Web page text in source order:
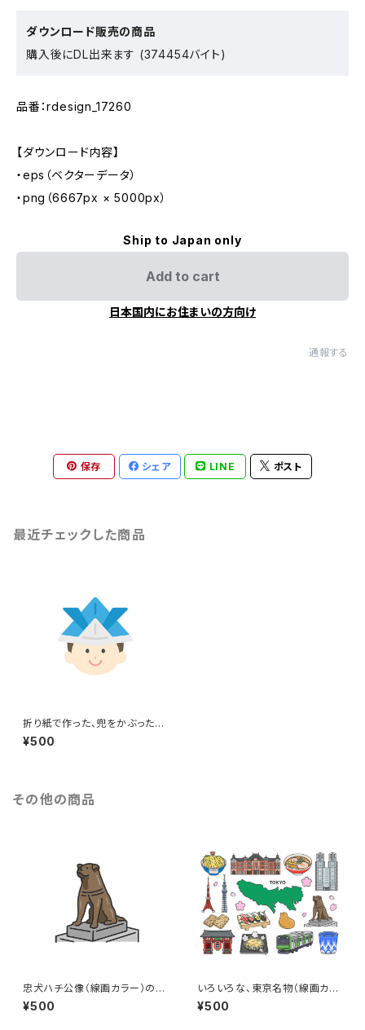
ダウンロード販売の商品
購入後にDL出来ます (374454バイト)
品番：rdesign_17260
【ダウンロード内容】
・eps（ベクターデータ）
・png（6667px × 5000px）
Ship to Japan only
Add to cart
日本国内にお住まいの方向け
通報する
保存 シェア LINE ポスト
最近チェックした商品
折り紙で作った、兜をかぶった男
の子のイラスト
¥500
その他の商品
忠犬ハチ公像（線画カラー）のイ
ラスト
¥500
いろいろな、東京名物（線画カラ
ー）のイラストセット
¥500